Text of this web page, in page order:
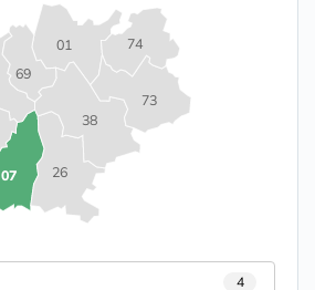
01
07 26
38
69
73
74
4